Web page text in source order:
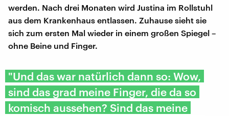
werden. Nach drei Monaten wird Justina im Rollstuhl
aus dem Krankenhaus entlassen. Zuhause sieht sie
sich zum ersten Mal wieder in einem großen Spiegel –
ohne Beine und Finger.
"Und das war natürlich dann so: Wow,
sind das grad meine Finger, die da so
komisch aussehen? Sind das meine